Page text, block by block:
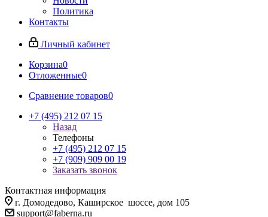
Политика
Контакты
Личный кабинет
Корзина0
Отложенные0
Сравнение товаров0
+7 (495) 212 07 15
Назад
Телефоны
+7 (495) 212 07 15
+7 (909) 909 00 19
Заказать звонок
Контактная информация
г. Домодедово, Каширское шоссе, дом 105
support@faberna.ru